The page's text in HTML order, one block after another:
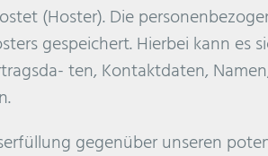
(Hoster). Die
gespeichert. Hierbei kann es
ten, Kontaktdaten,
gegenüber unseren